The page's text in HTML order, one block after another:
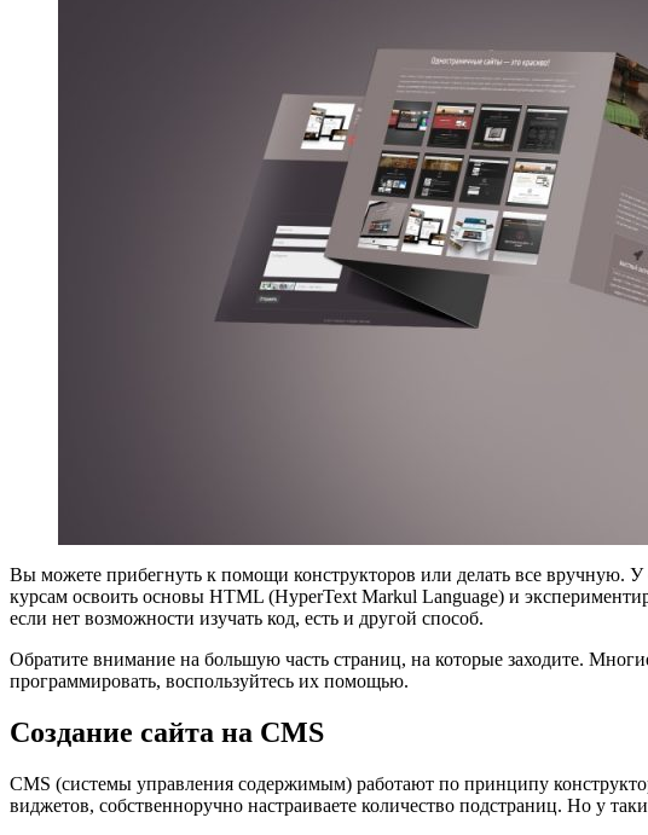
Вы можете прибегнуть к помощи конструкторов или делать все вручную.
курсам освоить основы HTML (HyperText Markul Language) и
если нет возможности изучать код, есть и другой способ.
Обратите внимание на большую часть страниц, на которые заходите.
программировать, воспользуйтесь их помощью.
Создание сайта на CMS
CMS (системы управления содержимым) работают по принципу
виджетов, собственноручно настраиваете количество подстраниц. Но у